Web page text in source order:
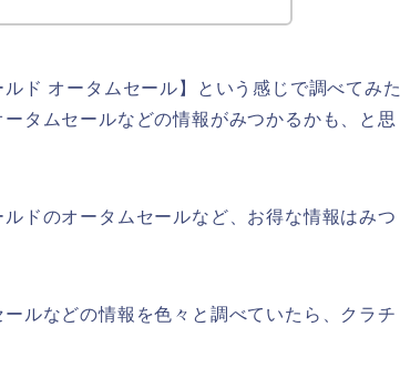
ド オータムセール】という感じで調べてみた
タムセールなどの情報がみつかるかも、と思
ドのオータムセールなど、お得な情報はみつ
ルなどの情報を色々と調べていたら、クラチ